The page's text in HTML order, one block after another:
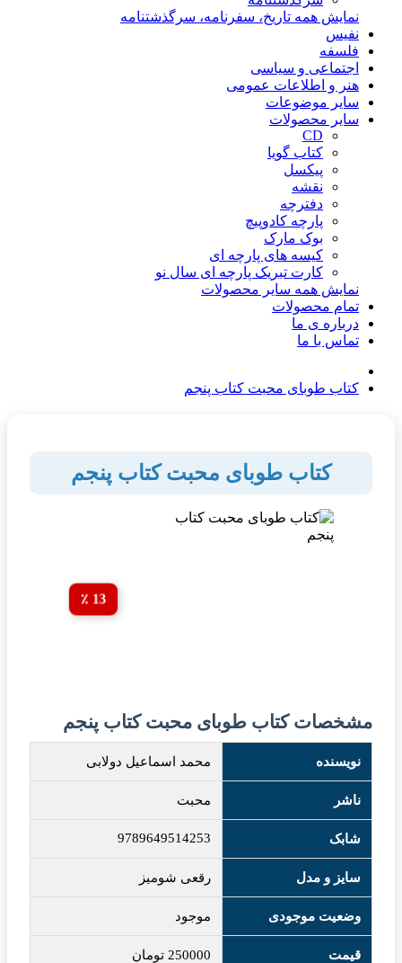
نمایش همه تاریخ، سفرنامه، سرگذشتنامه
نفیس
فلسفه
اجتماعی و سیاسی
هنر و اطلاعات عمومی
سایر موضوعات
سایر محصولات
CD
کتاب گویا
پیکسل
نقشه
دفترچه
پارچه کادوپیچ
بوک مارک
کیسه های پارچه ای
کارت تبریک پارچه ای سال نو
نمایش همه سایر محصولات
تمام محصولات
درباره ی ما
تماس با ما
کتاب طوبای محبت کتاب پنجم
کتاب طوبای محبت کتاب پنجم
13 ٪
مشخصات کتاب طوبای محبت کتاب پنجم
نویسنده محمد اسماعیل دولابی
ناشر محبت
شابک 9789649514253
سایز و مدل رقعی‬ شومیز
وضعیت موجودی موجود
قیمت 250000 تومان